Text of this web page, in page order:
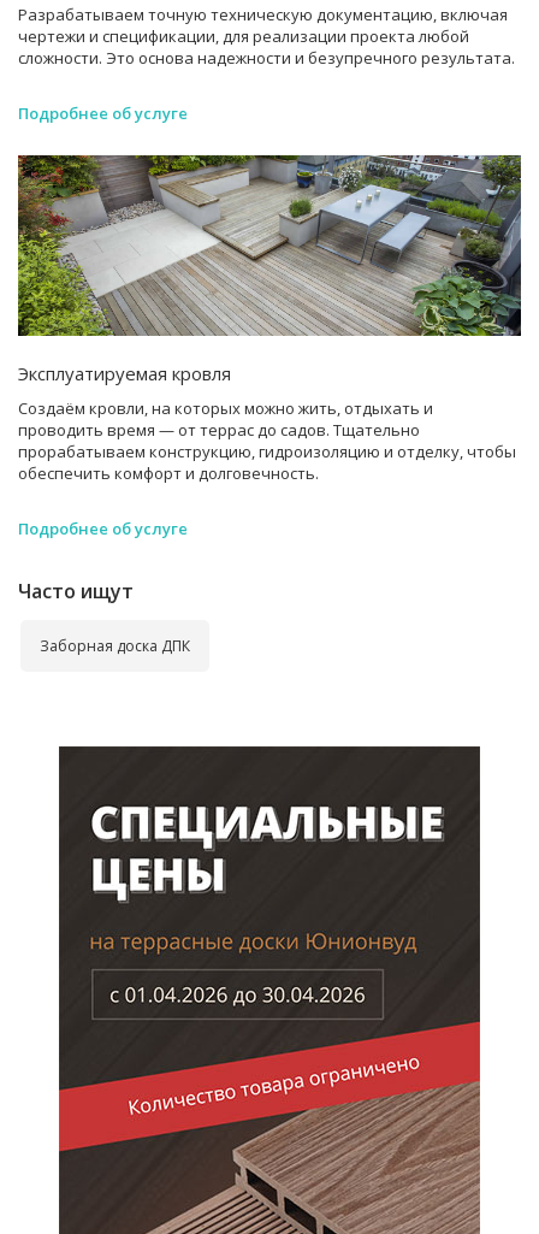
Разрабатываем точную техническую документацию, включая
чертежи и спецификации, для реализации проекта любой
сложности. Это основа надежности и безупречного результата.
Подробнее об услуге
Эксплуатируемая кровля
Создаём кровли, на которых можно жить, отдыхать и
проводить время — от террас до садов. Тщательно
прорабатываем конструкцию, гидроизоляцию и отделку, чтобы
обеспечить комфорт и долговечность.
Подробнее об услуге
Часто ищут
Заборная доска ДПК